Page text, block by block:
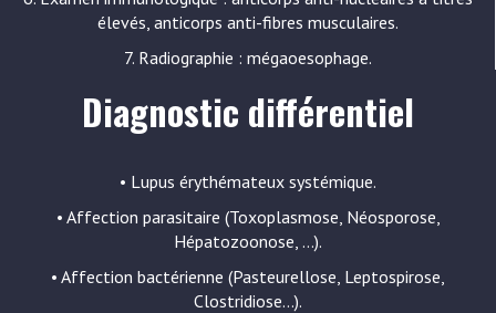
élevés, anticorps anti-fibres musculaires.
7. Radiographie : mégaoesophage.
Diagnostic différentiel
• Lupus érythémateux systémique.
• Affection parasitaire (Toxoplasmose, Néosporose,
Hépatozoonose, …).
• Affection bactérienne (Pasteurellose, Leptospirose,
Clostridiose…).